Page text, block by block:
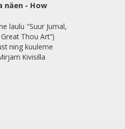
näen - How
laulu "Suur Jumal,
Thou Art")
ning kuuleme
Kivisilla